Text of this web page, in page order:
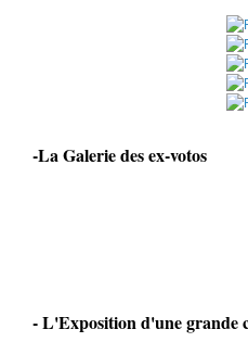
-La Galerie des ex-votos
- L'Exposition d'une grande